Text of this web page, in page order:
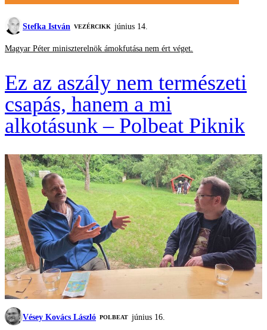
Stefka István VEZÉRCIKK június 14.
Magyar Péter miniszterelnök ámokfutása nem ért véget.
Ez az aszály nem természeti
csapás, hanem a mi
alkotásunk – Polbeat Piknik
Vésey Kovács László ‎POLBEAT június 16.